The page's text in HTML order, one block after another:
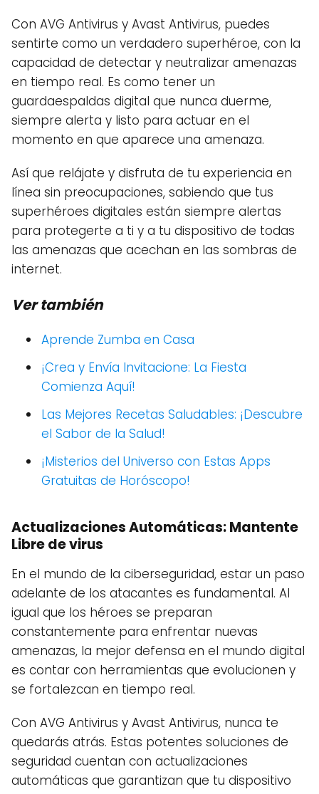
Con AVG Antivirus y Avast Antivirus, puedes
sentirte como un verdadero superhéroe, con la
capacidad de detectar y neutralizar amenazas
en tiempo real. Es como tener un
guardaespaldas digital que nunca duerme,
siempre alerta y listo para actuar en el
momento en que aparece una amenaza.
Así que relájate y disfruta de tu experiencia en
línea sin preocupaciones, sabiendo que tus
superhéroes digitales están siempre alertas
para protegerte a ti y a tu dispositivo de todas
las amenazas que acechan en las sombras de
internet.
Ver también
Aprende Zumba en Casa
¡Crea y Envía Invitacione: La Fiesta
Comienza Aquí!
Las Mejores Recetas Saludables: ¡Descubre
el Sabor de la Salud!
¡Misterios del Universo con Estas Apps
Gratuitas de Horóscopo!
Actualizaciones Automáticas: Mantente
Libre de virus
En el mundo de la ciberseguridad, estar un paso
adelante de los atacantes es fundamental. Al
igual que los héroes se preparan
constantemente para enfrentar nuevas
amenazas, la mejor defensa en el mundo digital
es contar con herramientas que evolucionen y
se fortalezcan en tiempo real.
Con AVG Antivirus y Avast Antivirus, nunca te
quedarás atrás. Estas potentes soluciones de
seguridad cuentan con actualizaciones
automáticas que garantizan que tu dispositivo